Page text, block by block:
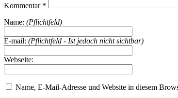
Kommentar *
Name: (Pflichtfeld)
E-mail: (Pflichtfeld - Ist jedoch nicht sichtbar)
Webseite:
Name, E-Mail-Adresse und Website in diesem